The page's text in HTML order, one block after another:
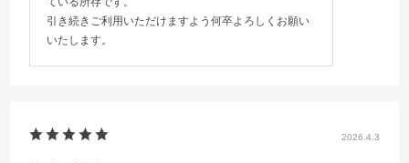
引き続きご利用いただけますよう何卒よろしくお願い
いたします。
2026.4.3